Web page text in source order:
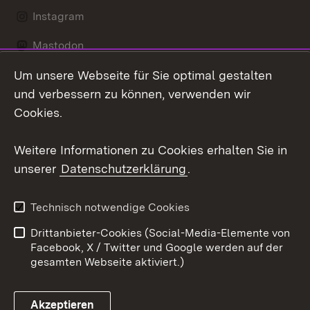
Instagram
Mastodon
Messenger
Kontakt
Impressum
Cookies
Um unsere Webseite für Sie optimal gestalten
und verbessern zu können, verwenden wir
Cookies.
Weitere Informationen zu Cookies erhalten Sie in
unserer Datenschutzerklärung.
Technisch notwendige Cookies
Drittanbieter-Cookies (Social-Media-Elemente von
Facebook, X / Twitter und Google werden auf der
gesamten Webseite aktiviert.)
Akzeptieren